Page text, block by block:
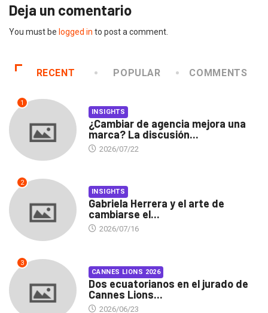
Deja un comentario
You must be logged in to post a comment.
RECENT POPULAR COMMENTS
1
INSIGHTS
¿Cambiar de agencia mejora una
marca? La discusión...
2026/07/22
2
INSIGHTS
Gabriela Herrera y el arte de
cambiarse el...
2026/07/16
3
CANNES LIONS 2026
Dos ecuatorianos en el jurado de
Cannes Lions...
2026/06/23